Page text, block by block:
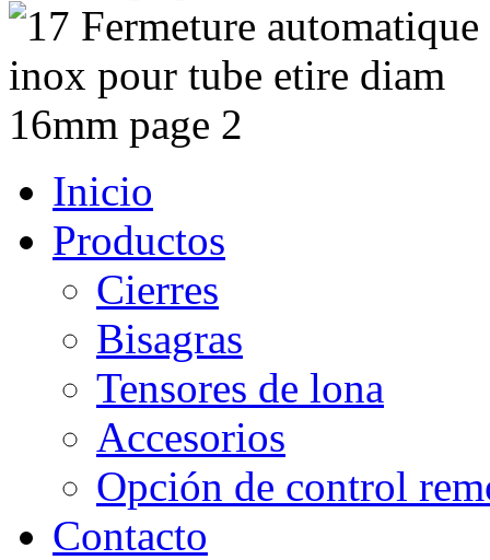
Inicio
Productos
Cierres
Bisagras
Tensores de lona
Accesorios
Opción de control
Contacto